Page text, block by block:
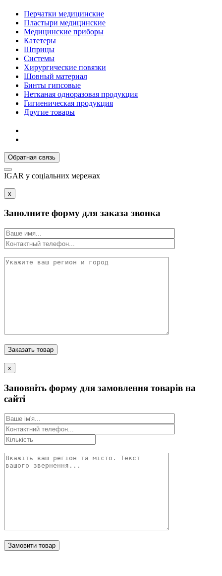
Перчатки медицинские
Пластыри медицинские
Медицинские приборы
Катетеры
Шприцы
Системы
Хирургические повязки
Шовный материал
Бинты гипсовые
Нетканая одноразовая продукция
Гигиеническая продукция
Другие товары
Обратная связь
IGAR у соцiальних мережах
x
Заполните форму для заказа звонка
x
Заповніть форму для замовлення товарів на
сайті